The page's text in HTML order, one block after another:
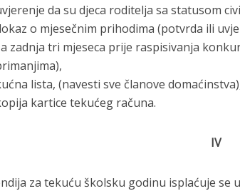
da su djeca roditelјa sa statusom
o mjesečnim prihodima (potvrda ili
zadnja tri mjeseca prije raspisivanja
lista, (navesti sve članove
kartice tekućeg računa.
IV
za tekuću školsku godinu isplaćuje se